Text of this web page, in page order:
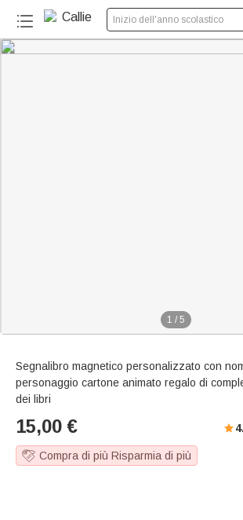
Inizio dell'anno scolastico
1 / 5
Segnalibro magnetico personalizzato con
personaggio cartone animato regalo di
dei libri
15,00 €
Compra di più Risparmia di più